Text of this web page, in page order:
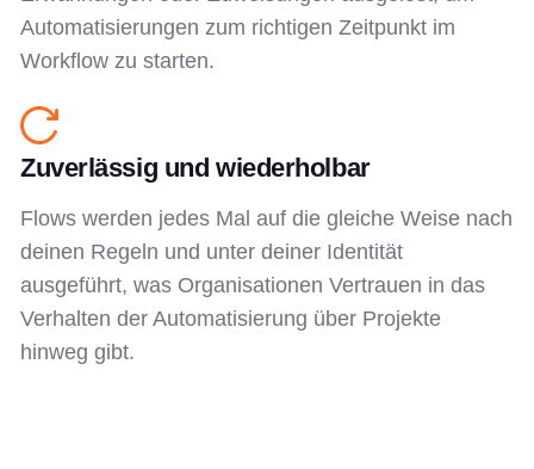
Automatisierungen zum richtigen Zeitpunkt im
Workflow zu starten.
Zuverlässig und wiederholbar
Flows werden jedes Mal auf die gleiche Weise nach
deinen Regeln und unter deiner Identität
ausgeführt, was Organisationen Vertrauen in das
Verhalten der Automatisierung über Projekte
hinweg gibt.